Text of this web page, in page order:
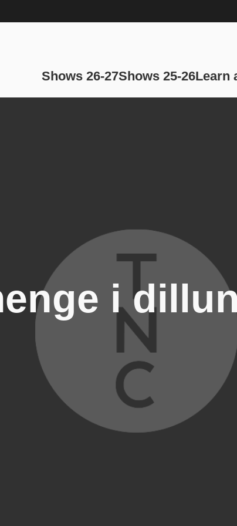
Main
Shows 26-27Shows 25-26Learn
i